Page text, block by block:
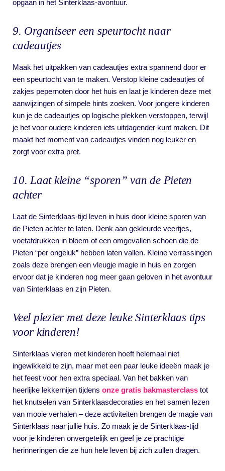
opgaan in het Sinterklaas-avontuur.
9. Organiseer een speurtocht naar
cadeautjes
Maak het uitpakken van cadeautjes extra spannend door er
een speurtocht van te maken. Verstop kleine cadeautjes of
zakjes pepernoten door het huis en laat je kinderen deze met
aanwijzingen of simpele hints zoeken. Voor jongere kinderen
kun je de cadeautjes op logische plekken verstoppen, terwijl
je het voor oudere kinderen iets uitdagender kunt maken. Dit
maakt het moment van cadeautjes vinden nog leuker en
zorgt voor extra pret.
10. Laat kleine “sporen” van de Pieten
achter
Laat de Sinterklaas-tijd leven in huis door kleine sporen van
de Pieten achter te laten. Denk aan gekleurde veertjes,
voetafdrukken in bloem of een omgevallen schoen die de
Pieten “per ongeluk” hebben laten vallen. Kleine verrassingen
zoals deze brengen een vleugje magie in huis en zorgen
ervoor dat je kinderen nog meer gaan geloven in het avontuur
van Sinterklaas en zijn Pieten.
Veel plezier met deze leuke Sinterklaas tips
voor kinderen!
Sinterklaas vieren met kinderen hoeft helemaal niet
ingewikkeld te zijn, maar met een paar leuke ideeën maak je
het feest voor hen extra speciaal. Van het bakken van
heerlijke lekkernijen tijdens onze gratis bakmasterclass tot
het knutselen van Sinterklaasdecoraties en het samen lezen
van mooie verhalen – deze activiteiten brengen de magie van
Sinterklaas naar jullie huis. Zo maak je de Sinterklaas-tijd
voor je kinderen onvergetelijk en geef je ze prachtige
herinneringen die ze hun hele leven bij zich zullen dragen.